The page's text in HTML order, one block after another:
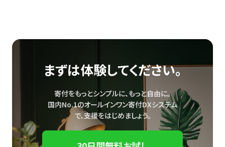
まずは体験してください。
寄付をもっとシンプルに、もっと自由に。
国内No.1のオールインワン寄付DXシステム
で、支援をはじめましょう。